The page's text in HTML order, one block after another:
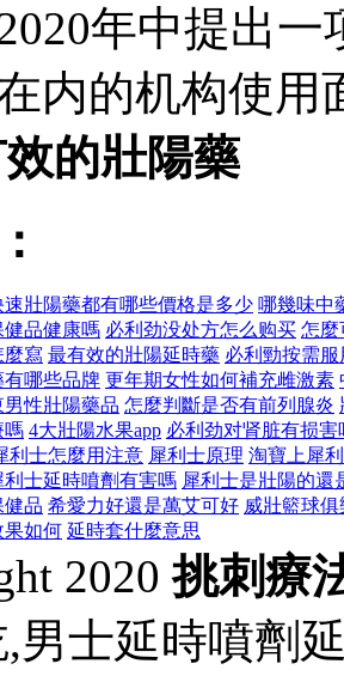
年中提出
内的机构使用
的壯陽藥
速壯陽藥都有哪些價格是多少 哪幾味中
品健康嗎 必利劲没处方怎么购买 怎麼
麼寫 最有效的壯陽延時藥 必利勁按需服
哪些品牌 更年期女性如何補充雌激素
男性壯陽藥品 怎麼判斷是否有前列腺炎
嗎 4大壯陽水果app 必利劲对肾脏有损害
利士怎麼用注意 犀利士原理 淘寶上犀
利士延時噴劑有害嗎 犀利士是壯陽的還
健品 希愛力好還是萬艾可好 威壯籃球俱
果如何 延時套什麼意思
2020挑刺療
男士延時噴劑